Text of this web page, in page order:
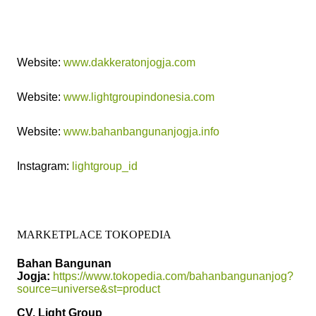
Website: www.dakkeratonjogja.com
Website: www.lightgroupindonesia.com
Website: www.bahanbangunanjogja.info
Instagram: lightgroup_id
MARKETPLACE TOKOPEDIA
Bahan Bangunan
Jogja: https://www.tokopedia.com/bahanbangunanjog?
source=universe&st=product
CV. Light Group